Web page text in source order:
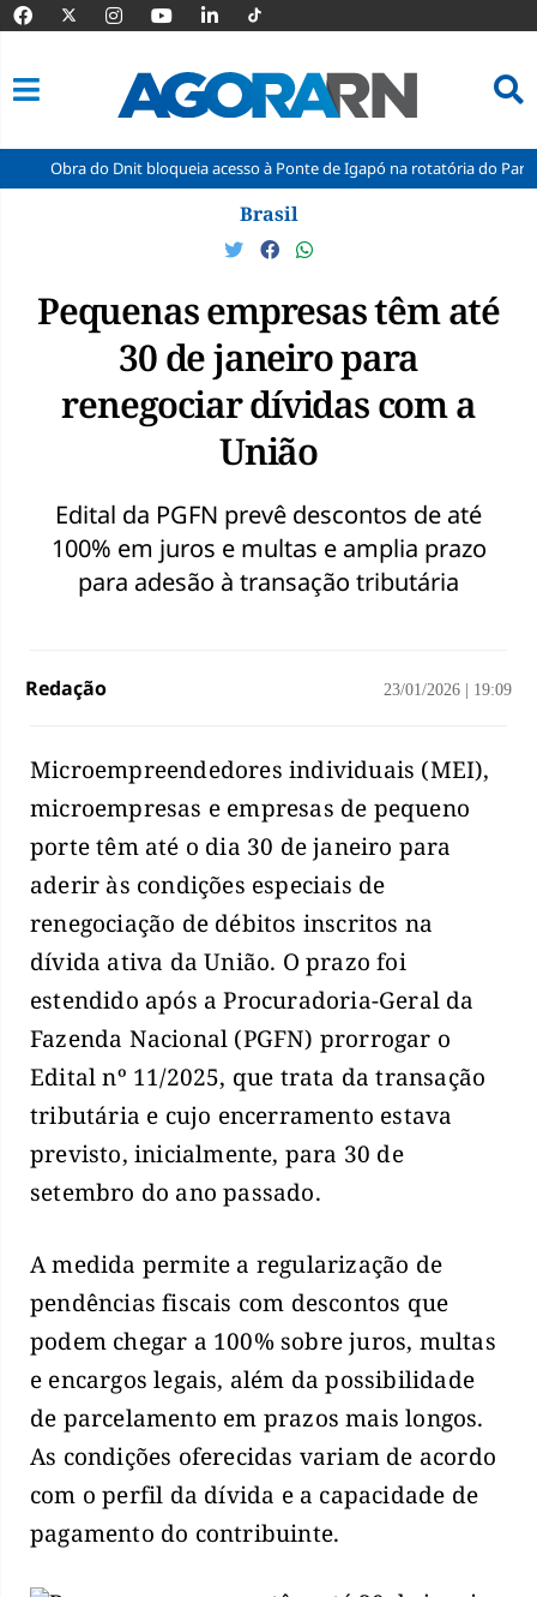
Dnit bloqueia acesso à Ponte de Igapó na rotatória do Parque dos
Brasil
Pequenas empresas têm até
30 de janeiro para
renegociar dívidas com a
União
Edital da PGFN prevê descontos de até
100% em juros e multas e amplia prazo
para adesão à transação tributária
Redação 23/01/2026 19:09
Microempreendedores individuais (MEI),
microempresas e empresas de pequeno
porte têm até o dia 30 de janeiro para
aderir às condições especiais de
renegociação de débitos inscritos na
dívida ativa da União. O prazo foi
estendido após a Procuradoria-Geral da
Fazenda Nacional (PGFN) prorrogar o
Edital nº 11/2025, que trata da transação
tributária e cujo encerramento estava
previsto, inicialmente, para 30 de
setembro do ano passado.
A medida permite a regularização de
pendências fiscais com descontos que
podem chegar a 100% sobre juros, multas
e encargos legais, além da possibilidade
de parcelamento em prazos mais longos.
As condições oferecidas variam de acordo
com o perfil da dívida e a capacidade de
pagamento do contribuinte.